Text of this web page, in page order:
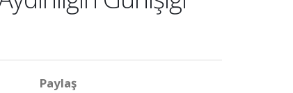
Paylaş